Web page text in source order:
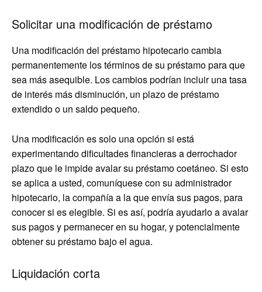
Solicitar una modificación de préstamo
Una modificación del préstamo hipotecario cambia
permanentemente los términos de su préstamo para que
sea más asequible. Los cambios podrían incluir una tasa
de interés más disminución, un plazo de préstamo
extendido o un saldo pequeño.
Una modificación es solo una opción si está
experimentando dificultades financieras a derrochador
plazo que le impide avalar su préstamo coetáneo. Si esto
se aplica a usted, comuníquese con su administrador
hipotecario, la compañía a la que envía sus pagos, para
conocer si es elegible. Si es así, podría ayudarlo a avalar
sus pagos y permanecer en su hogar, y potencialmente
obtener su préstamo bajo el agua.
Liquidación corta